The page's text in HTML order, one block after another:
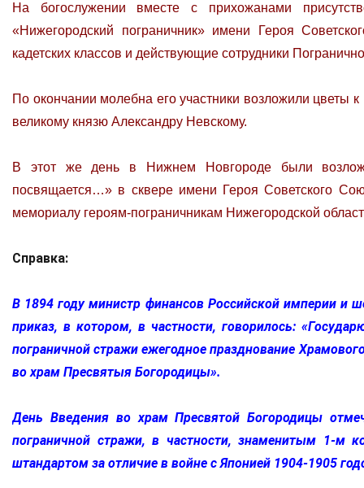
На богослужении вместе с прихожанами
«Нижегородский пограничник» имени Героя
кадетских классов и действующие сотрудники
По окончании молебна его участники возложили цветы
великому князю Александру Невскому.
В этот же день в Нижнем Новгороде были
посвящается…» в сквере имени Героя Советского
мемориалу героям-пограничникам Нижегородской
Справка:
В 1894 году министр финансов Российской империи и
приказ, в котором, в частности, говорилось:
пограничной стражи ежегодное празднование
во храм Пресвятыя Богородицы».
День Введения во храм Пресвятой Богородицы
пограничной стражи, в частности, знаменитым 1-м
штандартом за отличие в войне с Японией 1904-1905